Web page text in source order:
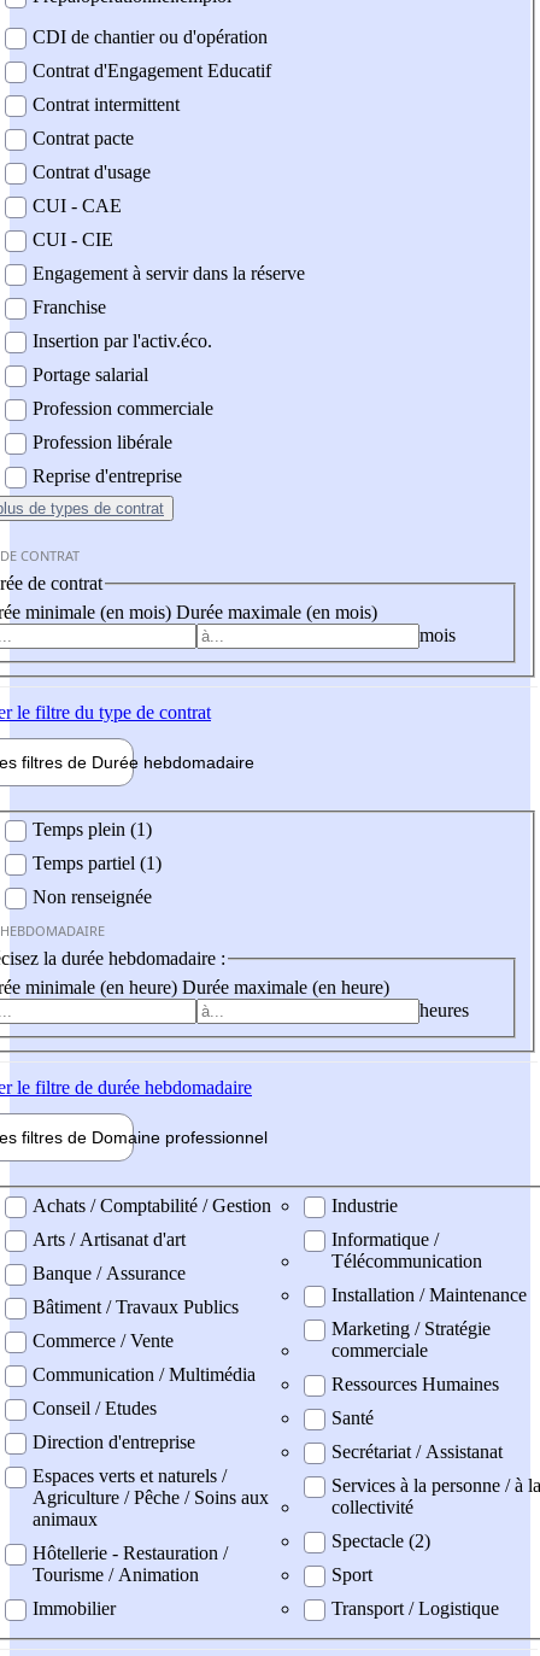
CDI de chantier ou d'opération
Contrat d'Engagement Educatif
Contrat intermittent
Contrat pacte
Contrat d'usage
CUI - CAE
CUI - CIE
Engagement à servir dans la réserve
Franchise
Insertion par l'activ.éco.
Portage salarial
Profession commerciale
Profession libérale
Reprise d'entreprise
de types de contrat
CONTRAT
de contrat
minimale (en mois) Durée maximale (en mois)
mois
le filtre du type de contrat
filtres de Durée hebdomadaire
Temps plein (1)
Temps partiel (1)
Non renseignée
la durée hebdomadaire :
minimale (en heure) Durée maximale (en heure)
heures
le filtre de durée hebdomadaire
filtres de Domaine professionnel
professionel
Achats / Comptabilité / Gestion
Arts / Artisanat d'art
Banque / Assurance
Bâtiment / Travaux Publics
Commerce / Vente
Communication / Multimédia
Conseil / Etudes
Direction d'entreprise
Espaces verts et naturels /
Agriculture / Pêche / Soins aux
animaux
Hôtellerie - Restauration /
Tourisme / Animation
Immobilier
Industrie
Informatique /
Télécommunication
Installation / Maintenance
Marketing / Stratégie
commerciale
Ressources Humaines
Santé
Secrétariat / Assistanat
Services à la personne / à la
collectivité
Spectacle (2)
Sport
Transport / Logistique